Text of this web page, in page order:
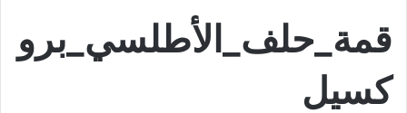
قمة_حلف_الأطلسي_برو
كسيل